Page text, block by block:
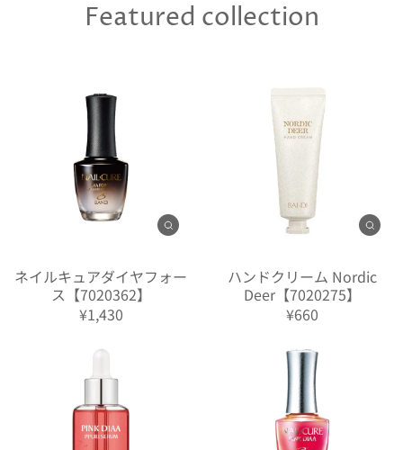
Featured collection
ネイルキュアダイヤフォー
ス【7020362】
¥1,430
ハンドクリーム Nordic
Deer【7020275】
¥660